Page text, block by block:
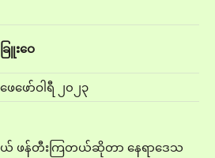
ခြူးဝေ
ဖေဖော်ဝါရီ ၂၀၂၃
ဖန်တီးကြတယ်ဆိုတာ နေရာဒေသ